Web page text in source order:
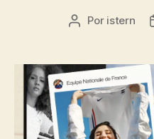
Autor
entrada
Por istern